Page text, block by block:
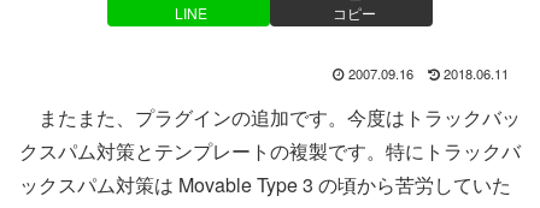
LINE コピー
2007.09.16 2018.06.11
またまた、プラグインの追加です。今度はトラックバッ
クスパム対策とテンプレートの複製です。特にトラックバ
ックスパム対策は Movable Type 3 の頃から苦労していた